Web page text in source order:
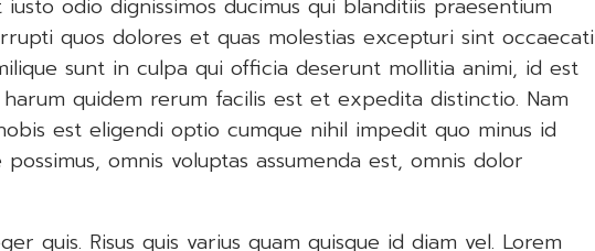
odio dignissimos ducimus qui blanditiis praesentium
quos dolores et quas molestias excepturi sint occaecati
sunt in culpa qui officia deserunt mollitia animi, id est
quidem rerum facilis est et expedita distinctio. Nam
est eligendi optio cumque nihil impedit quo minus id
omnis voluptas assumenda est, omnis dolor
quis. Risus quis varius quam quisque id diam vel. Lorem